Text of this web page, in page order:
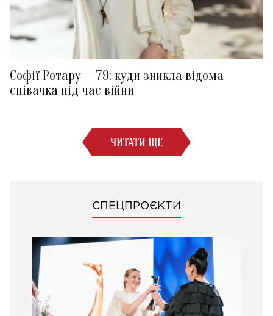
Софії Ротару — 79: куди зникла відома
співачка під час війни
ЧИТАТИ ЩЕ
СПЕЦПРОЄКТИ